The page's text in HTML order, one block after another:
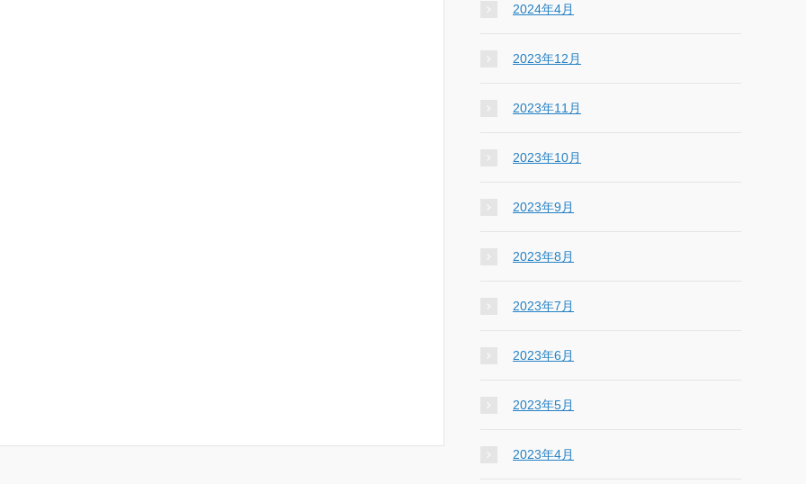
2024年4月
2023年12月
2023年11月
2023年10月
2023年9月
2023年8月
2023年7月
2023年6月
2023年5月
2023年4月